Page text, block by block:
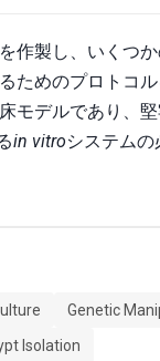
作製し、いくつ
ためのプロトコ
モデルであり、
in vitroシステム
Genetic
Isolation